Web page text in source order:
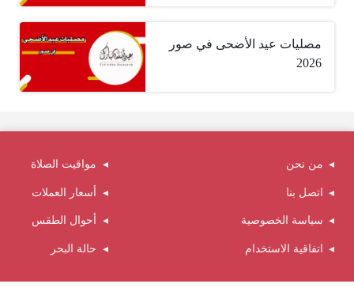
مصليات عيد الأضحى في صور
2026
من نحن
اتصل بنا
سياسة الخصوصية
اتفاقية الاستخدام
مواقيت الصلاة
أسعار العملات
أحوال الطقس
حالة البحر